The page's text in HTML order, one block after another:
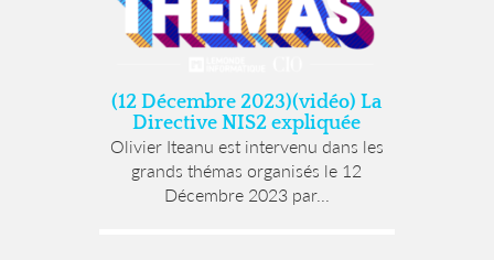
(12 Décembre 2023)(vidéo) La
Directive NIS2 expliquée
Olivier Iteanu est intervenu dans les
grands thémas organisés le 12
Décembre 2023 par...